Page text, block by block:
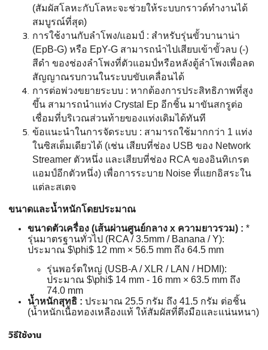
(สัมผัสโลหะกับโลหะจะช่วยให้ระบบกราวด์ทำงานได้
สมบูรณ์ที่สุด)
การใช้งานกับลำโพง/แอมป์ : สำหรับรุ่นขั้วบานาน่า
(EpB-G) หรือ EpY-G สามารถนำไปเสียบเข้าขั้วลบ (-)
สีดำ ของช่องลำโพงที่ตัวแอมป์หรือหลังตู้ลำโพงเพื่อลด
สัญญาณรบกวนในระบบขับเคลื่อนได้
การต่อพ่วงขยายระบบ : หากต้องการประสิทธิภาพที่สูง
ขึ้น สามารถนำแท่ง Crystal Ep อีกชิ้น มาขันสกรูต่อ
เชื่อมที่บริเวณส่วนท้ายของแท่งเดิมได้ทันที
ข้อแนะนำในการจัดระบบ : สามารถใช้มากกว่า 1 แท่ง
ในซิสเต็มเดียวได้ (เช่น เสียบที่ช่อง USB ของ Network
Streamer ตัวหนึ่ง และเสียบที่ช่อง RCA ของอินทิเกรต
แอมป์อีกตัวหนึ่ง) เพื่อการระบาย Noise ที่แยกอิสระใน
แต่ละสเตจ
ขนาดและน้ำหนักโดยประมาณ
ขนาดตัวเครื่อง (เส้นผ่านศูนย์กลาง x ความยาวรวม) : *
รุ่นมาตรฐานทั่วไป (RCA / 3.5mm / Banana / Y):
ประมาณ $\phi$ 12 mm × 56.5 mm ถึง 64.5 mm
รุ่นพอร์ตใหญ่ (USB-A / XLR / LAN / HDMI):
ประมาณ $\phi$ 14 mm - 16 mm × 63.5 mm ถึง
74.0 mm
น้ำหนักสุทธิ : ประมาณ 25.5 กรัม ถึง 41.5 กรัม ต่อชิ้น
(น้ำหนักเนื้อทองเหลืองแท้ ให้สัมผัสที่ตึงมือและแน่นหนา)
วิธีใช้งาน